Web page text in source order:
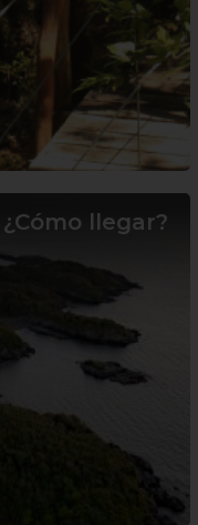
¿Cómo llegar?